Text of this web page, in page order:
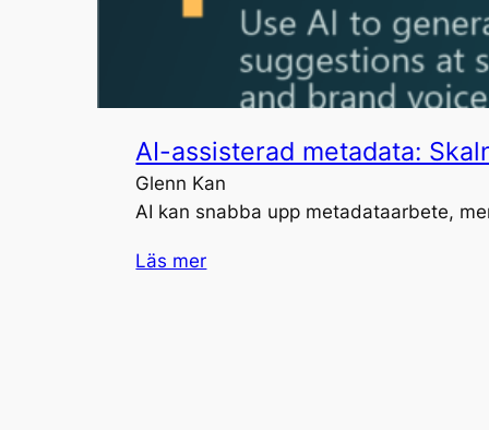
AI-assisterad metadata:
Glenn Kan
AI kan snabba upp metadataarbete,
Läs mer